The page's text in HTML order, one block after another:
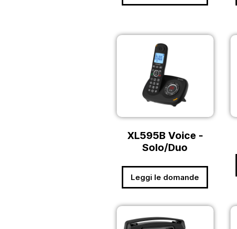
XL595B Voice -
Solo/Duo
Leggi le domande